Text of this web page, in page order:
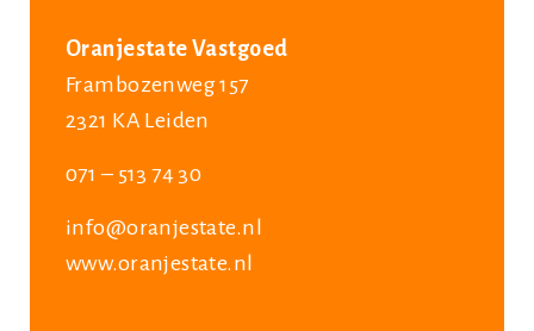
Oranjestate Vastgoed
Frambozenweg 157
2321 KA Leiden
071 – 513 74 30
info@oranjestate.nl
www.oranjestate.nl